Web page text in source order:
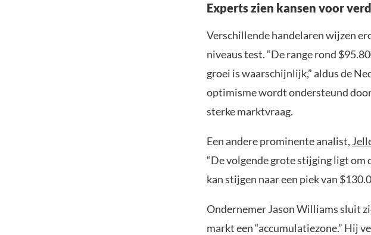
Experts zien kansen voor
Verschillende handelaren wijzen
niveaus test. “De range rond
groei is waarschijnlijk,” aldus de
optimisme wordt ondersteund
sterke marktvraag.
Een andere prominente analist,
“De volgende grote stijging ligt om
kan stijgen naar een piek van
Ondernemer Jason Williams sluit
markt een “accumulatiezone.” Hij